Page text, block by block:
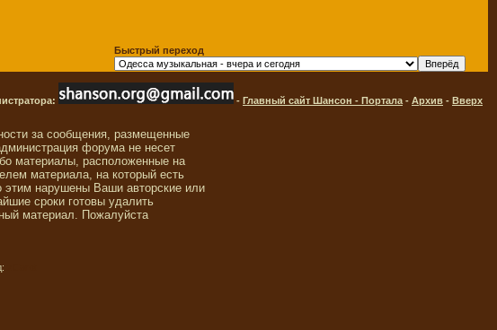
Быстрый переход
- Главный сайт Шансон - Портала - Архив - Вверх
за сообщения, размещенные
форума не несет
материалы, расположенные на
материала, на который есть
нарушены Ваши авторские или
сроки готовы удалить
материал. Пожалуйста